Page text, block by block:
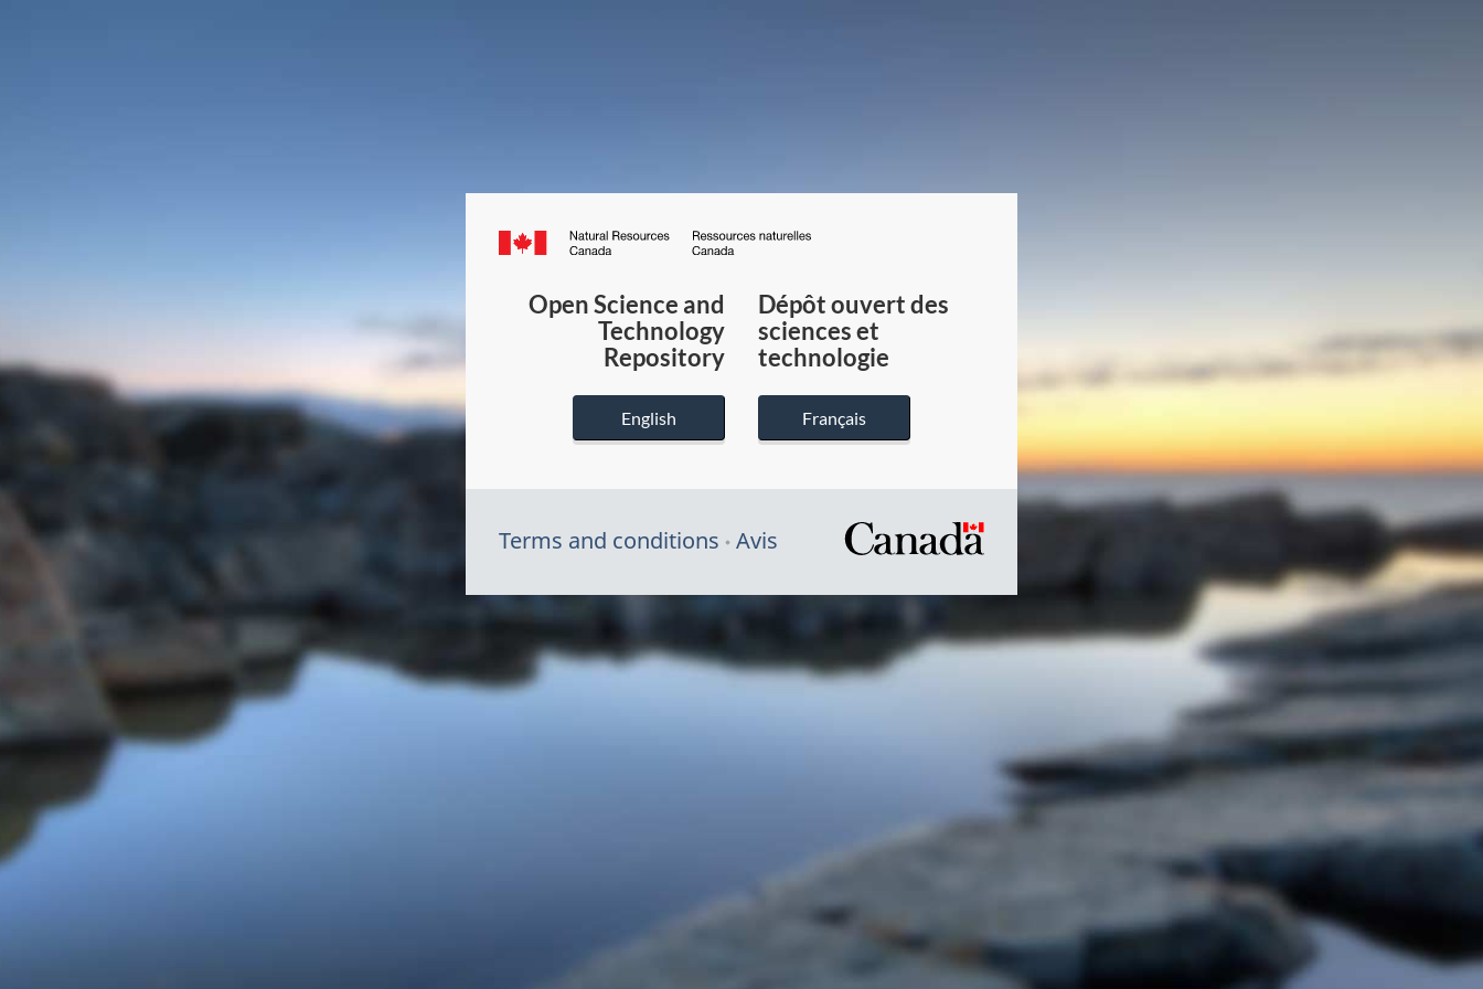
Canada.ca
du
Canada
Open Science and
Technology
Repository
English
Dépôt ouvert des
sciences et
technologie
Français
Terms and conditions Avis
/
Symbole
gouvernement